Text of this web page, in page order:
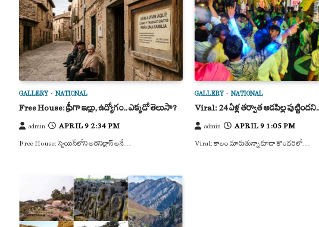
GALLERY NATIONAL
Free House: ఫ్రీగా ఇల్లు, ఉద్యోగం.. ఎక్కడో తెలుసా?
admin APRIL 9 2:34 PM
Free House: స్పెయిన్‌లోని అరెనిల్లాస్ అనే…
GALLERY NATIONAL
Viral: 24 ఏళ్ల తర్వాత ఆడపిల్ల పుట్టిందని..
admin APRIL 9 1:05 PM
Viral: కాలం మారుతున్నా కూడా కొందరిలో…